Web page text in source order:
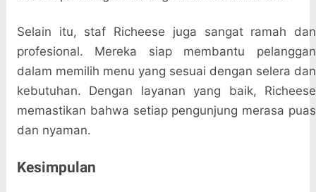
Selain itu, staf Richeese juga sangat ramah dan
profesional. Mereka siap membantu pelanggan
dalam memilih menu yang sesuai dengan selera dan
kebutuhan. Dengan layanan yang baik, Richeese
memastikan bahwa setiap pengunjung merasa puas
dan nyaman.
Kesimpulan